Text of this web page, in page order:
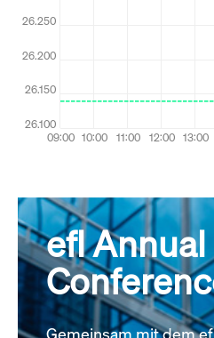
efl Annual
Gemeinsam mit dem